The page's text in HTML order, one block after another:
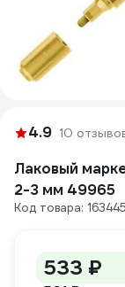
4.9 10
Лаковый
2-3 мм 49965
Код товара:
533 ₽